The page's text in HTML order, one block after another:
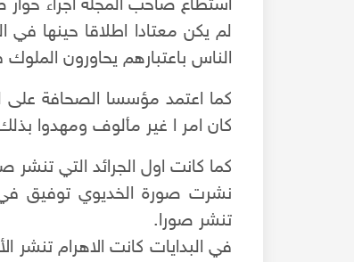
استطاع صاحب المجلة اجراء
لم يكن معتادا اطلاقا حينها في
الناس باعتبارهم يحاورون
كما اعتمد مؤسسا الصحافة على
كان امر ا غير مألوف ومهدوا
كما كانت اول الجرائد التي تنشر
تنشر صورا.
في البدايات كانت الاهرام تنشر